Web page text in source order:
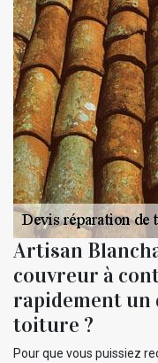
Artisan
couvreur à
rapidement un
toiture ?
Pour que vous puissiez